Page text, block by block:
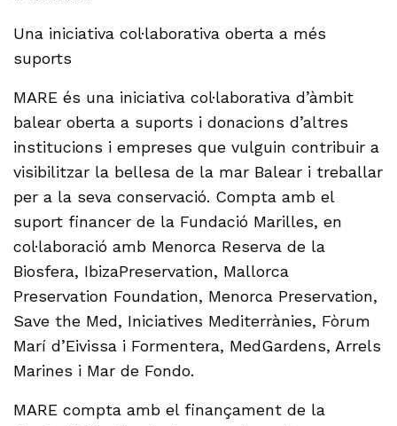
Una iniciativa col·laborativa oberta a més
suports
MARE és una iniciativa col·laborativa d’àmbit
balear oberta a suports i donacions d’altres
institucions i empreses que vulguin contribuir a
visibilitzar la bellesa de la mar Balear i treballar
per a la seva conservació. Compta amb el
suport financer de la Fundació Marilles, en
col·laboració amb Menorca Reserva de la
Biosfera, IbizaPreservation, Mallorca
Preservation Foundation, Menorca Preservation,
Save the Med, Iniciatives Mediterrànies, Fòrum
Marí d’Eivissa i Formentera, MedGardens, Arrels
Marines i Mar de Fondo.
MARE compta amb el finançament de la